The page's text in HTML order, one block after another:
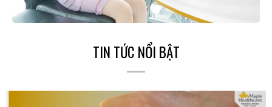
TIN TỨC NỔI BẬT